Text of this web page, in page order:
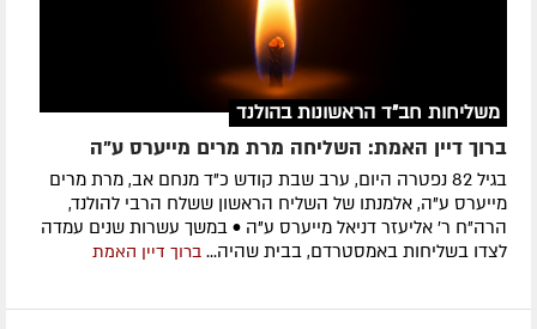
משליחות חב"ד הראשונות בהולנד
ברוך דיין האמת: השליחה מרת מרים מייערס ע"ה
בגיל 82 נפטרה היום, ערב שבת קודש כ"ד מנחם אב, מרת מרים
מייערס ע"ה, אלמנתו של השליח הראשון ששלח הרבי להולנד,
הרה"ח ר' אליעזר דניאל מייערס ע"ה • במשך עשרות שנים עמדה
לצדו בשליחות באמסטרדם, בבית שהיה... ברוך דיין האמת